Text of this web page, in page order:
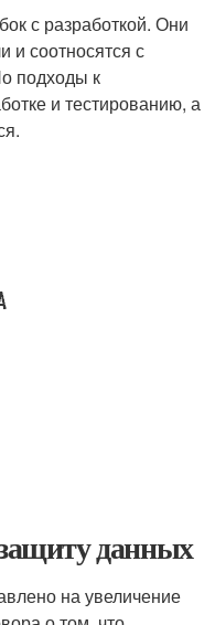
с разработкой. Они
и соотносятся с
подходы к
и тестированию, а
данных
на увеличение